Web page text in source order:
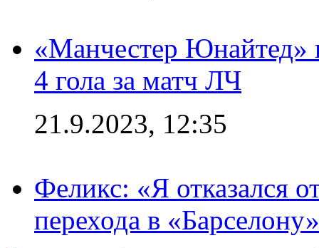
«Манчестер Юнайтед»
4 гола за матч ЛЧ
21.9.2023, 12:35
Феликс: «Я отказался
перехода в «Барселону»